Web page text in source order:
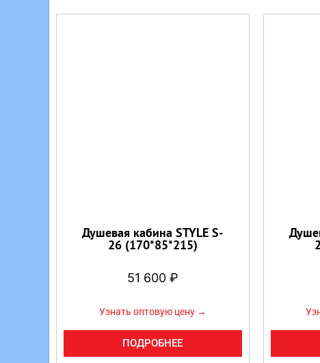
Душевая кабина STYLE S-
26 (170*85*215)
51 600 ₽
Узнать оптовую цену →
ПОДРОБНЕЕ